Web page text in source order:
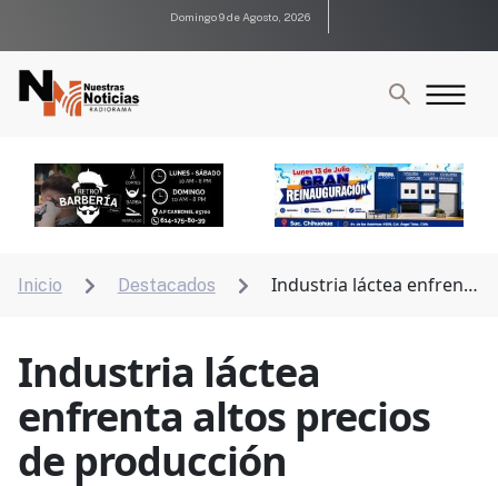
Domingo 9 de Agosto, 2026
Inicio  Destacados 
Industria láctea enfrenta
Industria láctea
enfrenta altos precios
de producción